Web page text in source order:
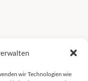
wir Technologien wie